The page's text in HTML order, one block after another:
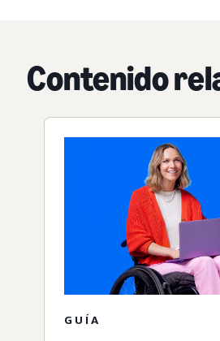
Contenido
GUÍA